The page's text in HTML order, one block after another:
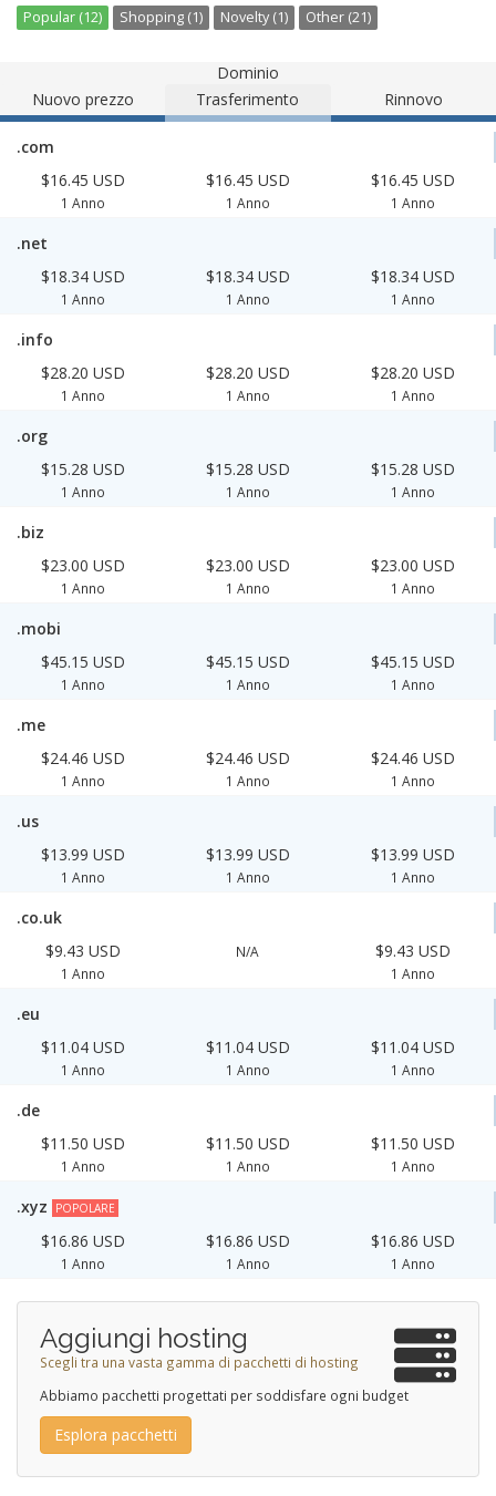
Popular (12) Shopping (1) Novelty (1) Other (21)
Dominio
Nuovo prezzo
Trasferimento Rinnovo
.com
$16.45 USD
1 Anno
$16.45 USD
1 Anno
$16.45 USD
1 Anno
.net
$18.34 USD
1 Anno
$18.34 USD
1 Anno
$18.34 USD
1 Anno
.info
$28.20 USD
1 Anno
$28.20 USD
1 Anno
$28.20 USD
1 Anno
.org
$15.28 USD
1 Anno
$15.28 USD
1 Anno
$15.28 USD
1 Anno
.biz
$23.00 USD
1 Anno
$23.00 USD
1 Anno
$23.00 USD
1 Anno
.mobi
$45.15 USD
1 Anno
$45.15 USD
1 Anno
$45.15 USD
1 Anno
.me
$24.46 USD
1 Anno
$24.46 USD
1 Anno
$24.46 USD
1 Anno
.us
$13.99 USD
1 Anno
$13.99 USD
1 Anno
$13.99 USD
1 Anno
.co.uk
$9.43 USD
1 Anno
N/A $9.43 USD
1 Anno
.eu
$11.04 USD
1 Anno
$11.04 USD
1 Anno
$11.04 USD
1 Anno
.de
$11.50 USD
1 Anno
$11.50 USD
1 Anno
$11.50 USD
1 Anno
.xyz POPOLARE
$16.86 USD
1 Anno
$16.86 USD
1 Anno
$16.86 USD
1 Anno
Aggiungi hosting
Scegli tra una vasta gamma di pacchetti di hosting
Abbiamo pacchetti progettati per soddisfare ogni budget
Esplora pacchetti